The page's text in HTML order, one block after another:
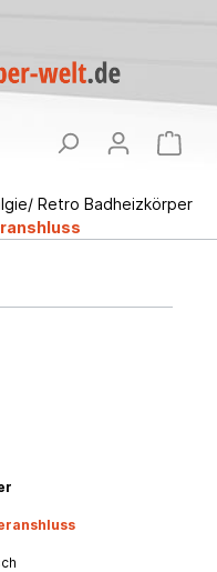
Retro Badheizkörper